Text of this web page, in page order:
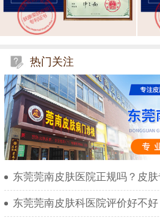
热门关注
东莞莞南皮肤医院正规吗？皮
东莞莞南皮肤科医院评价好不